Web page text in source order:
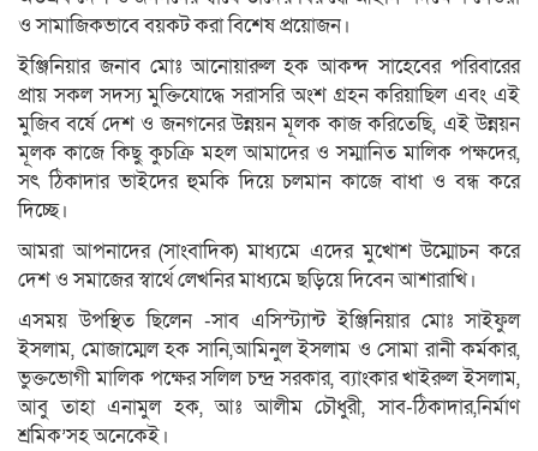
ও সামাজিকভাবে বয়কট করা বিশেষ প্রয়োজন।
ইঞ্জিনিয়ার জনাব মোঃ আনোয়ারুল হক আকন্দ সাহেবের পরিবারের
প্রায় সকল সদস্য মুক্তিযোদ্ধে সরাসরি অংশ গ্রহন করিয়াছিল এবং এই
মুজিব বর্ষে দেশ ও জনগনের উন্নয়ন মূলক কাজ করিতেছি, এই উন্নয়ন
মূলক কাজে কিছু কুচক্রি মহল আমাদের ও সম্মানিত মালিক পক্ষদের,
সৎ ঠিকাদার ভাইদের হুমকি দিয়ে চলমান কাজে বাধা ও বন্ধ করে
দিচ্ছে।
আমরা আপনাদের (সাংবাদিক) মাধ্যমে এদের মুখোশ উম্মোচন করে
দেশ ও সমাজের স্বার্থে লেখনির মাধ্যমে ছড়িয়ে দিবেন আশারাখি।
এসময় উপস্থিত ছিলেন -সাব এসিস্ট্যান্ট ইঞ্জিনিয়ার মোঃ সাইফুল
ইসলাম, মোজাম্মেল হক সানি,আমিনুল ইসলাম ও সোমা রানী কর্মকার,
ভুক্তভোগী মালিক পক্ষের সলিল চন্দ্র সরকার, ব্যাংকার খাইরুল ইসলাম,
আবু তাহা এনামুল হক, আঃ আলীম চৌধুরী, সাব-ঠিকাদার,নির্মাণ
শ্রমিক’সহ অনেকেই।